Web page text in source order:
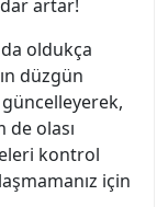
artar!
da oldukça
düzgün
güncelleyerek,
de olası
kontrol
için